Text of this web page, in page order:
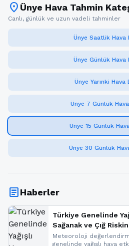
location_on Ünye Hava Tahmin
Canlı, günlük ve uzun vadeli tahminler
Ünye Saatlik Hava
Ünye Günlük Hava
Ünye Yarınki Hava
Ünye 7 Günlük
Ünye 15 Günlük
Ünye 30 Günlük
articleHaberler
Türkiye Genelinde
Sağanak ve Çığ
Meteoroloji
genelinde yağışlı hava